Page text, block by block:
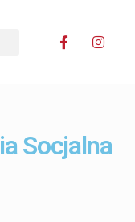
Socjalna